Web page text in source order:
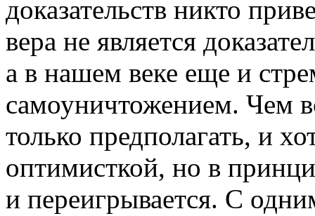
доказательств никто
вера не является
а в нашем веке еще и
самоуничтожением. Чем
только предполагать, и
оптимисткой, но в
и переигрывается. С